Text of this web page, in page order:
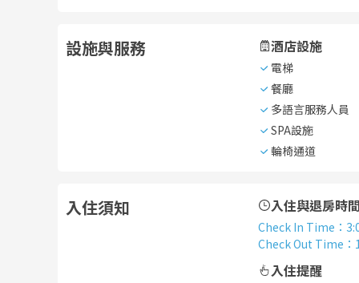
設施與服務 酒店設施
電梯
餐廳
多語言服務人員
SPA設施
輪椅通道
入住須知 入住與退房時
Check In Time ：
Check Out Time ：
入住提醒